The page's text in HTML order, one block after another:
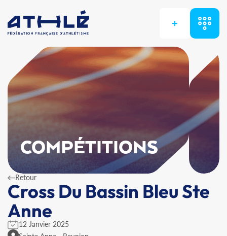
+
COMPÉTITIONS
Retour
Cross Du Bassin Bleu Ste
Anne
12 Janvier 2025